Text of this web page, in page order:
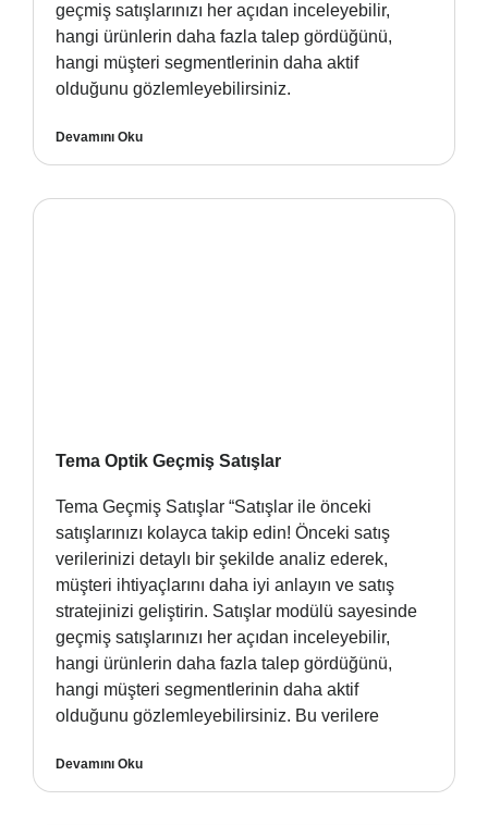
geçmiş satışlarınızı her açıdan inceleyebilir,
hangi ürünlerin daha fazla talep gördüğünü,
hangi müşteri segmentlerinin daha aktif
olduğunu gözlemleyebilirsiniz.
Devamını Oku
Tema Optik Geçmiş Satışlar
Tema Geçmiş Satışlar “Satışlar ile önceki
satışlarınızı kolayca takip edin! Önceki satış
verilerinizi detaylı bir şekilde analiz ederek,
müşteri ihtiyaçlarını daha iyi anlayın ve satış
stratejinizi geliştirin. Satışlar modülü sayesinde
geçmiş satışlarınızı her açıdan inceleyebilir,
hangi ürünlerin daha fazla talep gördüğünü,
hangi müşteri segmentlerinin daha aktif
olduğunu gözlemleyebilirsiniz. Bu verilere
Devamını Oku